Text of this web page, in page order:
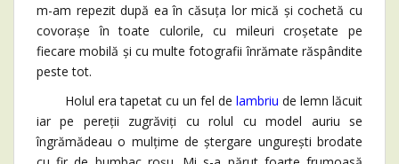
m-am repezit după ea în căsuța lor mică și cochetă cu
covorașe în toate culorile, cu mileuri croșetate pe
fiecare mobilă și cu multe fotografii înrămate răspândite
peste tot.
Holul era tapetat cu un fel de lambriu de lemn lăcuit
iar pe pereții zugrăviți cu rolul cu model auriu se
îngrămădeau o mulțime de ștergare ungurești brodate